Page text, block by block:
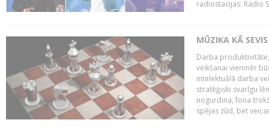
radiostacijas: Radio
MŪZIKA KĀ
Darba
veikšanai vienmēr
intelektuālā darba
stratēģiski svarīgu
nogurdina, fona
spējas zūd, bet